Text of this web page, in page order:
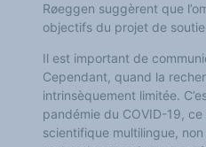
Dynamique des langues
Langues et histoire
Langues, sciences et philosophie
Science ouverte
Langues et pouvoirs
Terminologie
Textes de référence
DOSSIERS THÉMATIQUES
Education et recherche
Culture et industries culturelles
Røeggen suggèrent que
objectifs du projet de
Il est important de
Cependant, quand la
intrinsèquement limitée.
pandémie du COVID-19,
scientifique multilingue,